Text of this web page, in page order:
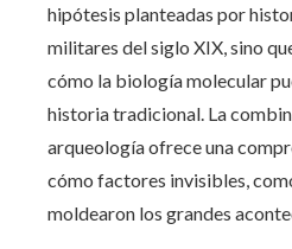
hipótesis planteadas por
militares del siglo XIX, sino
cómo la biología molecular
historia tradicional. La
arqueología ofrece una
cómo factores invisibles,
moldearon los grandes